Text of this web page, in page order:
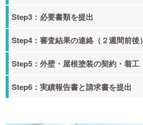
Step3：必要書類を提出
Step4：審査結果の連絡（２週間前後）
Step5：外壁・屋根塗装の契約・着工
Step6：実績報告書と請求書を提出